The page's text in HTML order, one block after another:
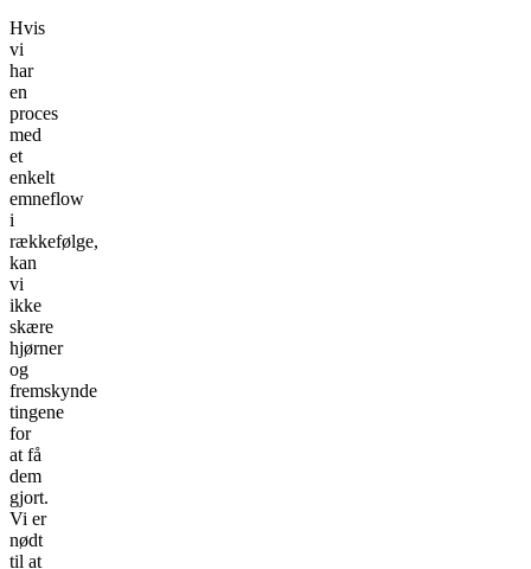
Hvis
vi
har
en
proces
med
et
enkelt
emneflow
i
rækkefølge,
kan
vi
ikke
skære
hjørner
og
fremskynde
tingene
for
at få
dem
gjort.
Vi er
nødt
til at